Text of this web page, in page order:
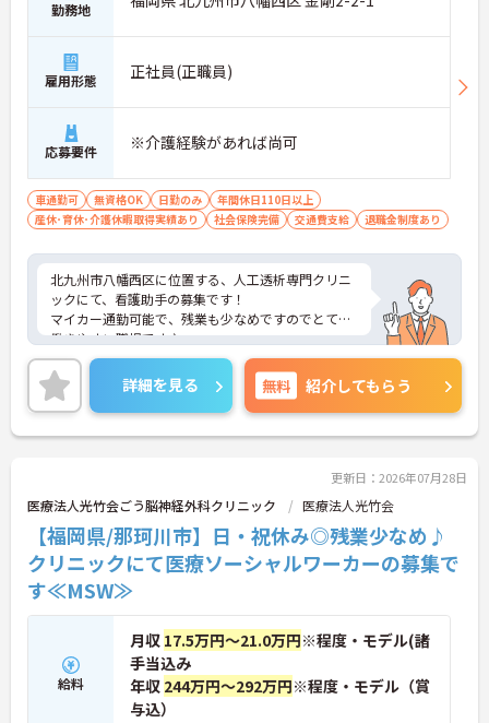
勤務地
雇用形態 正社員(正職員)
応募要件 ※介護経験があれば尚可
車通勤可 無資格OK 日勤のみ
年間休日110日以上
産休･育休･介護休暇取得実績あり
社会保険完備 交通費支給 退職金制度あり
北九州市八幡西区に位置する、人工透析専門クリニ
ックにて、看護助手の募集です！
マイカー通勤可能で、残業も少なめですのでとても
働きやすい職場です♪
ご興味ある方には、面接のポイントなど、さらに詳
細をお話致しますのでお気軽にご相談ください！
詳細を見る 無料 紹介してもらう
更新日：2026年07月28日
医療法人光竹会ごう脳神経外科クリニック 医療法人光竹会
【福岡県/那珂川市】日・祝休み◎残業少なめ♪
クリニックにて医療ソーシャルワーカーの募集で
す≪MSW≫
給料
月収 17.5万円～21.0万円※程度・モデル(諸
手当込み
年収 244万円～292万円※程度・モデル（賞
与込）